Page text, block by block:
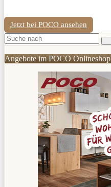
Jetzt bei POCO ansehen
Angebote im POCO Onlineshop